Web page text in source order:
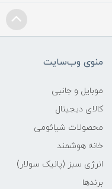
منوی وب‌سایت
موبایل و جانبی
کالای دیجیتال
محصولات شیائومی
خانه هوشمند
انرژی سبز (پانیک سولار)
برندها